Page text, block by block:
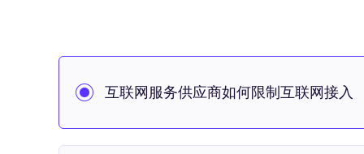
互联网服务供应商如何限制互联网接入